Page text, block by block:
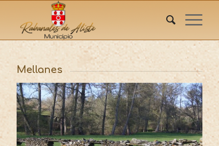
Mellanes